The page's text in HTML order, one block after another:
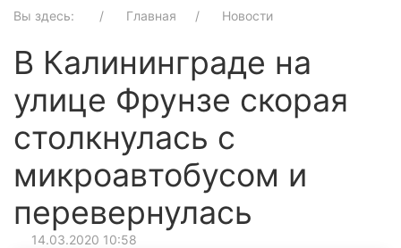
Вы здесь: Главная Новости
В Калининграде на
улице Фрунзе скорая
столкнулась с
микроавтобусом и
перевернулась
14.03.2020 10:58